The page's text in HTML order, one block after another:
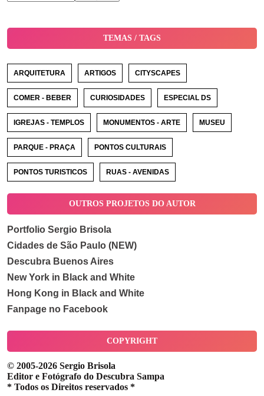
TEMAS / TAGS
ARQUITETURA ARTIGOS CITYSCAPES
COMER - BEBER CURIOSIDADES ESPECIAL DS
IGREJAS - TEMPLOS MONUMENTOS - ARTE MUSEU
PARQUE - PRAÇA PONTOS CULTURAIS
PONTOS TURISTICOS RUAS - AVENIDAS
OUTROS PROJETOS DO AUTOR
Portfolio Sergio Brisola
Cidades de São Paulo (NEW)
Descubra Buenos Aires
New York in Black and White
Hong Kong in Black and White
Fanpage no Facebook
COPYRIGHT
© 2005-2026 Sergio Brisola
Editor e Fotógrafo do Descubra Sampa
* Todos os Direitos reservados *